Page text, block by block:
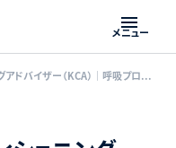
メニュー
呼吸コンディショニングアドバイザー（KCA）｜呼吸プロジェクト